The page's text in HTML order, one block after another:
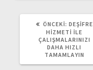
ÖNCEKI: ÖNCEKI
YAZI:
DEŞIFRE
HIZMETI ILE
ÇALIŞMALARINIZI
DAHA HIZLI
TAMAMLAYIN